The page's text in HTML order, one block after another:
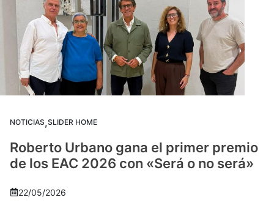
NOTICIAS,SLIDER HOME
Roberto Urbano gana el primer premio
de los EAC 2026 con «Será o no será»
22/05/2026